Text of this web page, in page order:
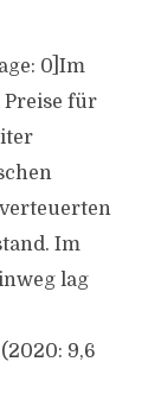
0]Im
Preise für
Im
lag
9,6